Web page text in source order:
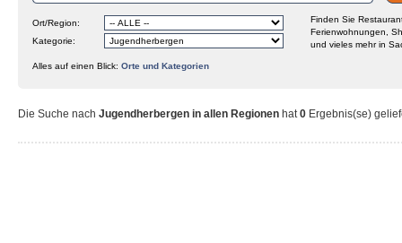
Ort/Region:
Kategorie:
Finden Sie
Ferienwohnungen,
und vieles mehr in
Alles auf einen Blick: Orte und Kategorien
Die Suche nach Jugendherbergen in allen Regionen hat0 Ergebnis(se)